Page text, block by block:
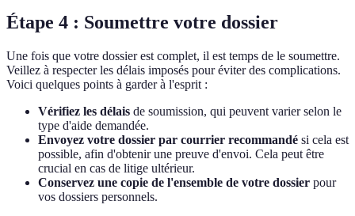
Étape 4 : Soumettre votre dossier
Une fois que votre dossier est complet, il est temps de le soumettre.
Veillez à respecter les délais imposés pour éviter des complications.
Voici quelques points à garder à l'esprit :
Vérifiez les délais de soumission, qui peuvent varier selon le
type d'aide demandée.
Envoyez votre dossier par courrier recommandé si cela est
possible, afin d'obtenir une preuve d'envoi. Cela peut être
crucial en cas de litige ultérieur.
Conservez une copie de l'ensemble de votre dossier pour
vos dossiers personnels.